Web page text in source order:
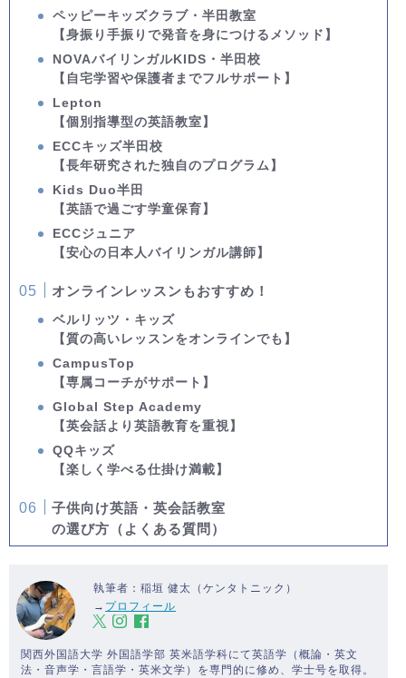
ペッピーキッズクラブ・半田教室
【身振り手振りで発音を身につけるメソッド】
NOVAバイリンガルKIDS・半田校
【自宅学習や保護者までフルサポート】
Lepton
【個別指導型の英語教室】
ECCキッズ半田校
【長年研究された独自のプログラム】
Kids Duo半田
【英語で過ごす学童保育】
ECCジュニア
【安心の日本人バイリンガル講師】
オンラインレッスンもおすすめ！
ベルリッツ・キッズ
【質の高いレッスンをオンラインでも】
CampusTop
【専属コーチがサポート】
Global Step Academy
【英会話より英語教育を重視】
QQキッズ
【楽しく学べる仕掛け満載】
子供向け英語・英会話教室
の選び方（よくある質問）
執筆者：稲垣 健太（ケンタトニック）
→ プロフィール
関西外国語大学 外国語学部 英米語学科にて英語学（概論・英文
法・音声学・言語学・英米文学）を専門的に修め、学士号を取得。